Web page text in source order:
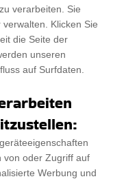
verarbeiten. Sie
Klicken Sie
die Seite der
unseren
auf Surfdaten.
von oder Zugriff auf
Werbung und